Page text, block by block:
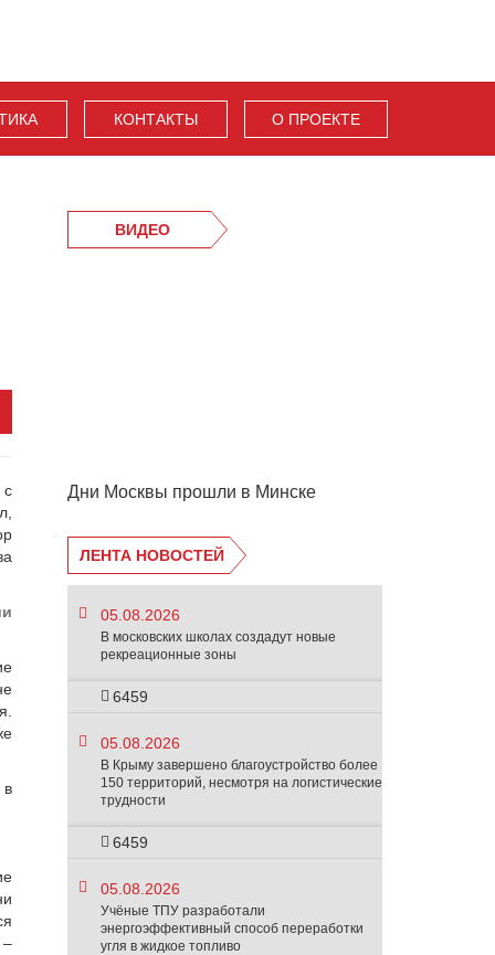
КОНТАКТЫ О ПРОЕКТЕ
с
в
–
ВИДЕО
Дни Москвы прошли в Минске
ЛЕНТА НОВОСТЕЙ
05.08.2026
В московских школах создадут новые
рекреационные зоны
6459
05.08.2026
В Крыму завершено благоустройство более
150 территорий, несмотря на логистические
трудности
6459
05.08.2026
Учёные ТПУ разработали
энергоэффективный способ переработки
угля в жидкое топливо